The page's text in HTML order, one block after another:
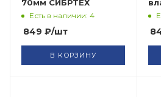
70мм СИБРТЕХ
Есть в наличии: 4
849 ₽/шт
В КОРЗИНУ